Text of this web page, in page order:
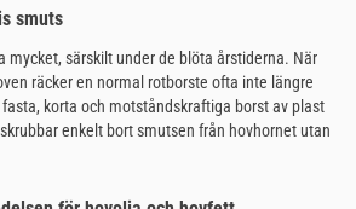
smuts
mycket, särskilt under de blöta årstiderna. När
räcker en normal rotborste ofta inte längre
korta och motståndskraftiga borst av plast
enkelt bort smutsen från hovhornet utan